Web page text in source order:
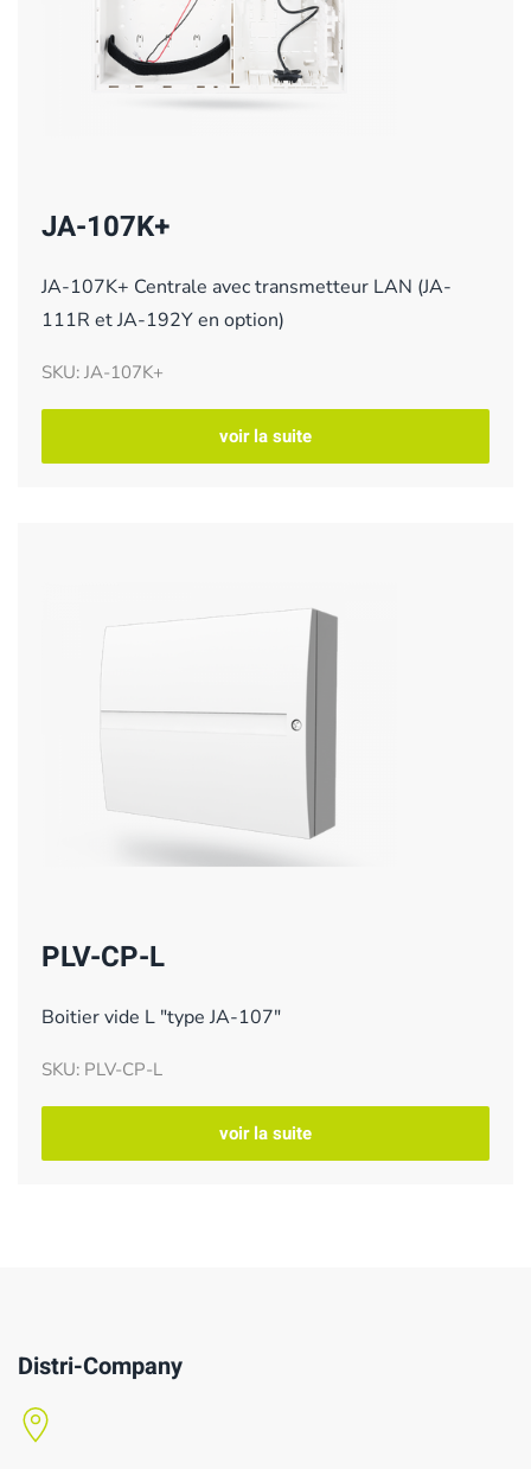
JA-107K+
JA-107K+ Centrale avec transmetteur LAN (JA-
111R et JA-192Y en option)
SKU: JA-107K+
voir la suite
PLV-CP-L
Boitier vide L "type JA-107"
SKU: PLV-CP-L
voir la suite
Distri-Company